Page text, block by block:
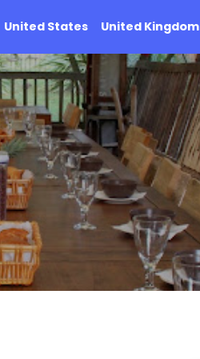
United States United Kingdom